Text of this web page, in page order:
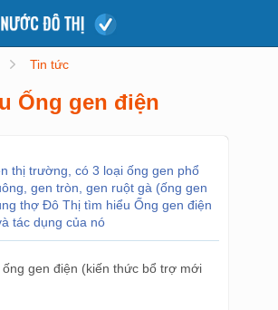
Tin tức
Ống gen điện
thị trường, có 3 loại ống gen phổ
gen tròn, gen ruột gà (ống gen
thợ Đô Thị tìm hiểu Ống gen điện
tác dụng của nó
gen điện (kiến thức bổ trợ mới